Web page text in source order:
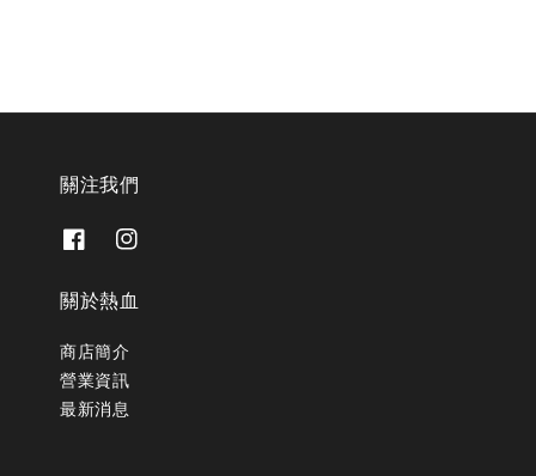
關注我們
關於熱血
商店簡介
營業資訊
最新消息